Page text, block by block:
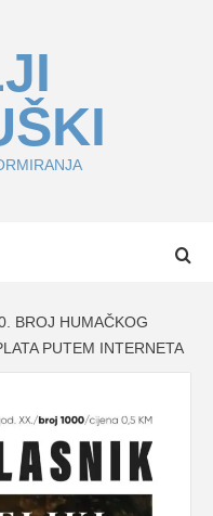
BROJ HUMAČKOG
PUTEM INTERNETA